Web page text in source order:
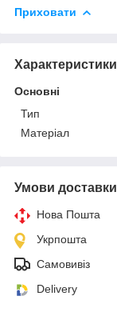
Приховати
Характеристики
Основні
Тип
Матеріал
Умови доставки
Нова Пошта
Укрпошта
Самовивіз
Delivery